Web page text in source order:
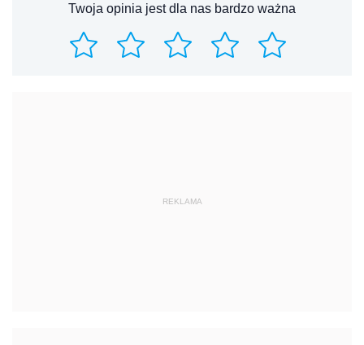
Twoja opinia jest dla nas bardzo ważna
REKLAMA